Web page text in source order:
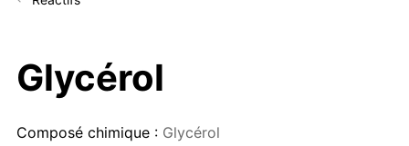
Glycérol
Composé chimique : Glycérol